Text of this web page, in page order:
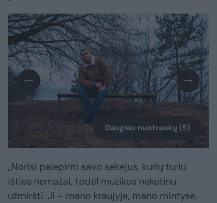
Daugiau nuotraukų (5)
„Norisi palepinti savo sekėjus, kurių turiu
išties nemažai, todėl muzikos neketinu
užmiršti. Ji – mano kraujyje, mano mintyse,